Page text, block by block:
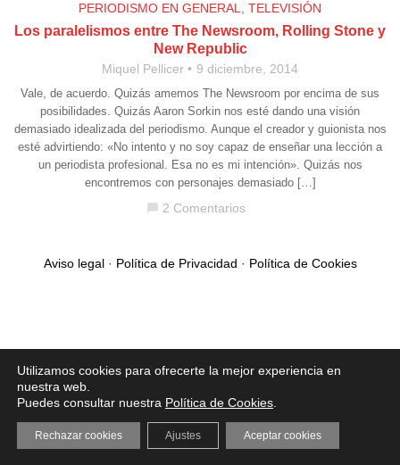
PERIODISMO EN GENERAL, TELEVISIÓN
Los paralelismos entre The Newsroom, Rolling Stone y
New Republic
Miquel Pellicer 9 diciembre, 2014
Vale, de acuerdo. Quizás amemos The Newsroom por encima de sus
posibilidades. Quizás Aaron Sorkin nos esté dando una visión
demasiado idealizada del periodismo. Aunque el creador y guionista nos
esté advirtiendo: «No intento y no soy capaz de enseñar una lección a
un periodista profesional. Esa no es mi intención». Quizás nos
encontremos con personajes demasiado […]
chat_bubble 2 Comentarios
Aviso legal· Política de Privacidad · Política de Cookies
Utilizamos cookies para ofrecerte la mejor experiencia en
nuestra web.
Puedes consultar nuestra Política de Cookies
Aceptar cookies
Rechazar cookies Ajustes